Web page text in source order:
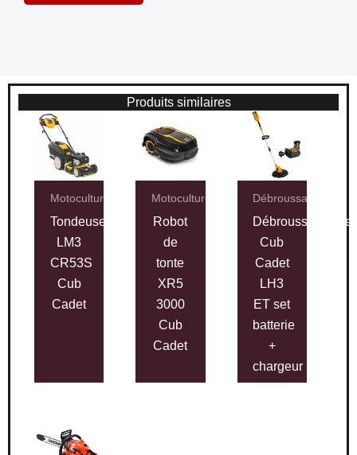
Produits similaires
Motoculture
Tondeuse
LM3
CR53S
Cub
Cadet
Motoculture
Robot
de
tonte
XR5
3000
Cub
Cadet
Débroussailleuses
Débroussailleuse
Cub
Cadet
LH3
ET set
batterie
+
chargeur